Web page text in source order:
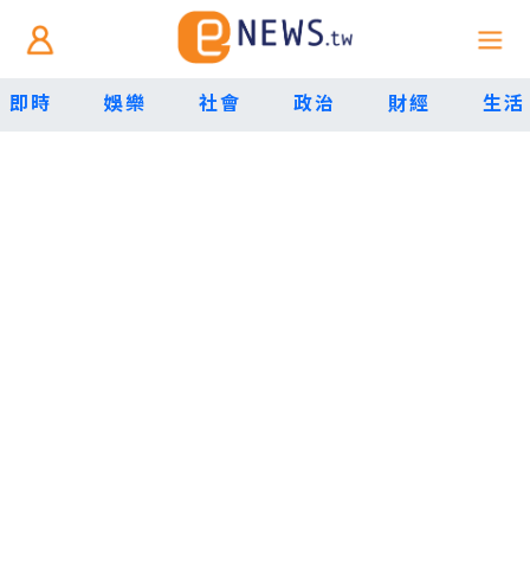
即時 娛樂 社會 政治 財經 生活